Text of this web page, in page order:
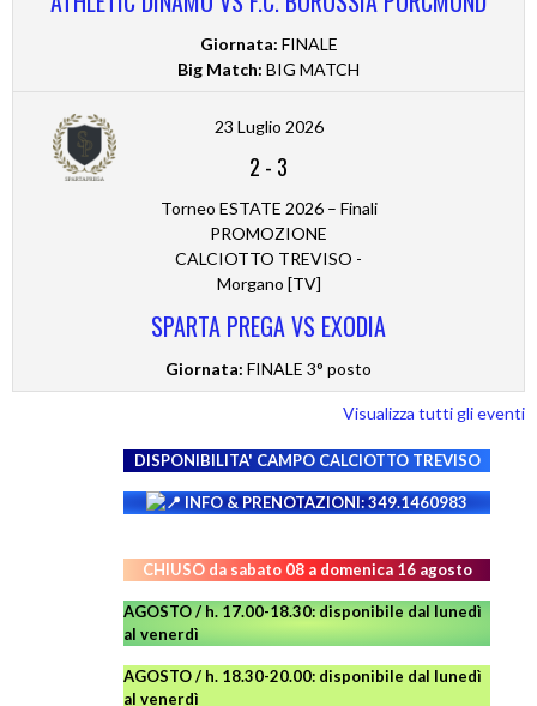
Giornata: FINALE
Big Match: BIG MATCH
23 Luglio 2026
2 - 3
Torneo ESTATE 2026 – Finali
PROMOZIONE
CALCIOTTO TREVISO -
Morgano [TV]
SPARTA PREGA VS EXODIA
Giornata: FINALE 3° posto
Visualizza tutti gli eventi
DISPONIBILITA' CAMPO CALCIOTTO TREVISO
INFO & PRENOTAZIONI: 349.1460983
CHIUSO da sabato 08 a domenica 16 agosto
AGOSTO / h. 17.00-18.30: disponibile dal lunedì
al venerdì
AGOSTO/ h. 18.30-20.00: disponibile dal lunedì
al venerdì